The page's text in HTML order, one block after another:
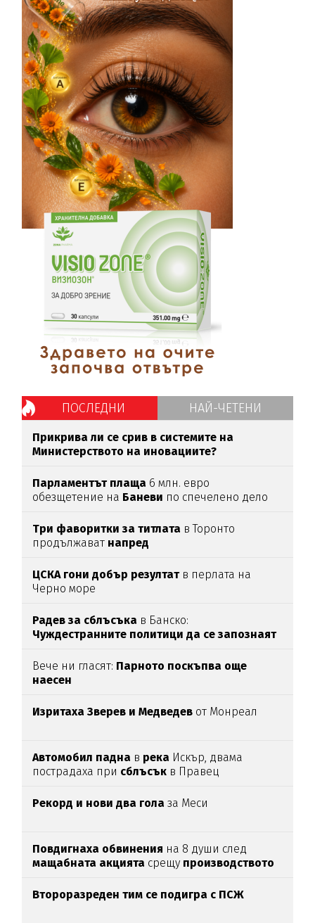
ПОСЛЕДНИ НАЙ-ЧЕТЕНИ
Прикрива ли се срив в системите на
Министерството на иновациите?
Парламентът плаща 6 млн. евро
обезщетение на Баневи по спечелено дело
Три фаворитки за титлата в Торонто
продължават напред
ЦСКА гони добър резултат в перлата на
Черно море
Радев за сблъсъка в Банско:
Чуждестранните политици да се запознаят
Вече ни гласят: Парното поскъпва още
наесен
Изритаха Зверев и Медведев от Монреал
Автомобил падна в река Искър, двама
пострадаха при сблъсък в Правец
Рекорд и нови два голаза Меси
Повдигнаха обвинения на 8 души след
мащабната акцията срещу производството
Второразреден тим се подигра с ПСЖ